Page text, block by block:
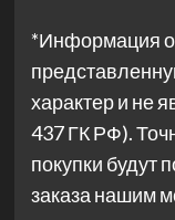
*Информация о
характер и не
437 ГК РФ).
покупки
заказа нашим